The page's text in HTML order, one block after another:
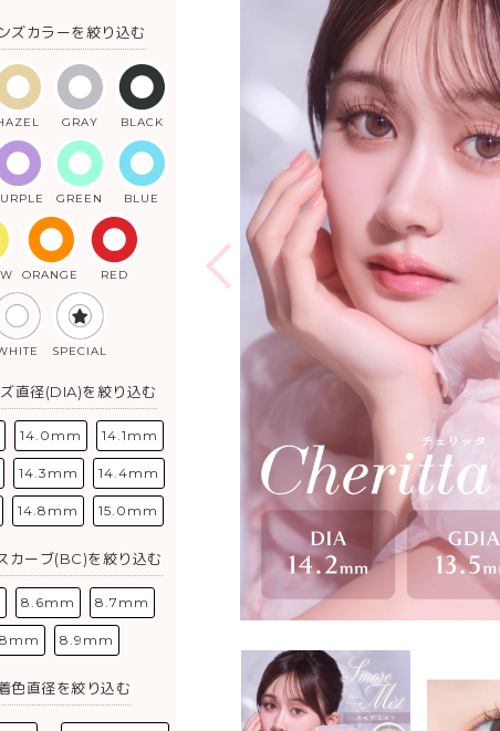
ズカラーを絞り込む
GRAY BLACK
GREEN BLUE
ORANGE RED
SPECIAL
直径(DIA)を絞り込む
14.0mm 14.1mm
14.3mm 14.4mm
14.8mm 15.0mm
カーブ(BC)を絞り込む
8.6mm 8.7mm
8.9mm
色直径を絞り込む